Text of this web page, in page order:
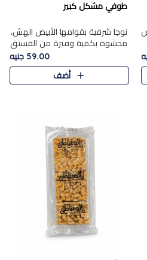
طوفي مشكل كبير
نوجا شرقية بقوامها الأبيض الهش،
محشوة بكمية وفيرة من الفستق
الفاخر لتمنحك نكهة غنية وقرمشة
مميزة في كل قطعة، لتجربة تجمع
بين الفخامة والمذاق..
59.00 جنيه
أضف